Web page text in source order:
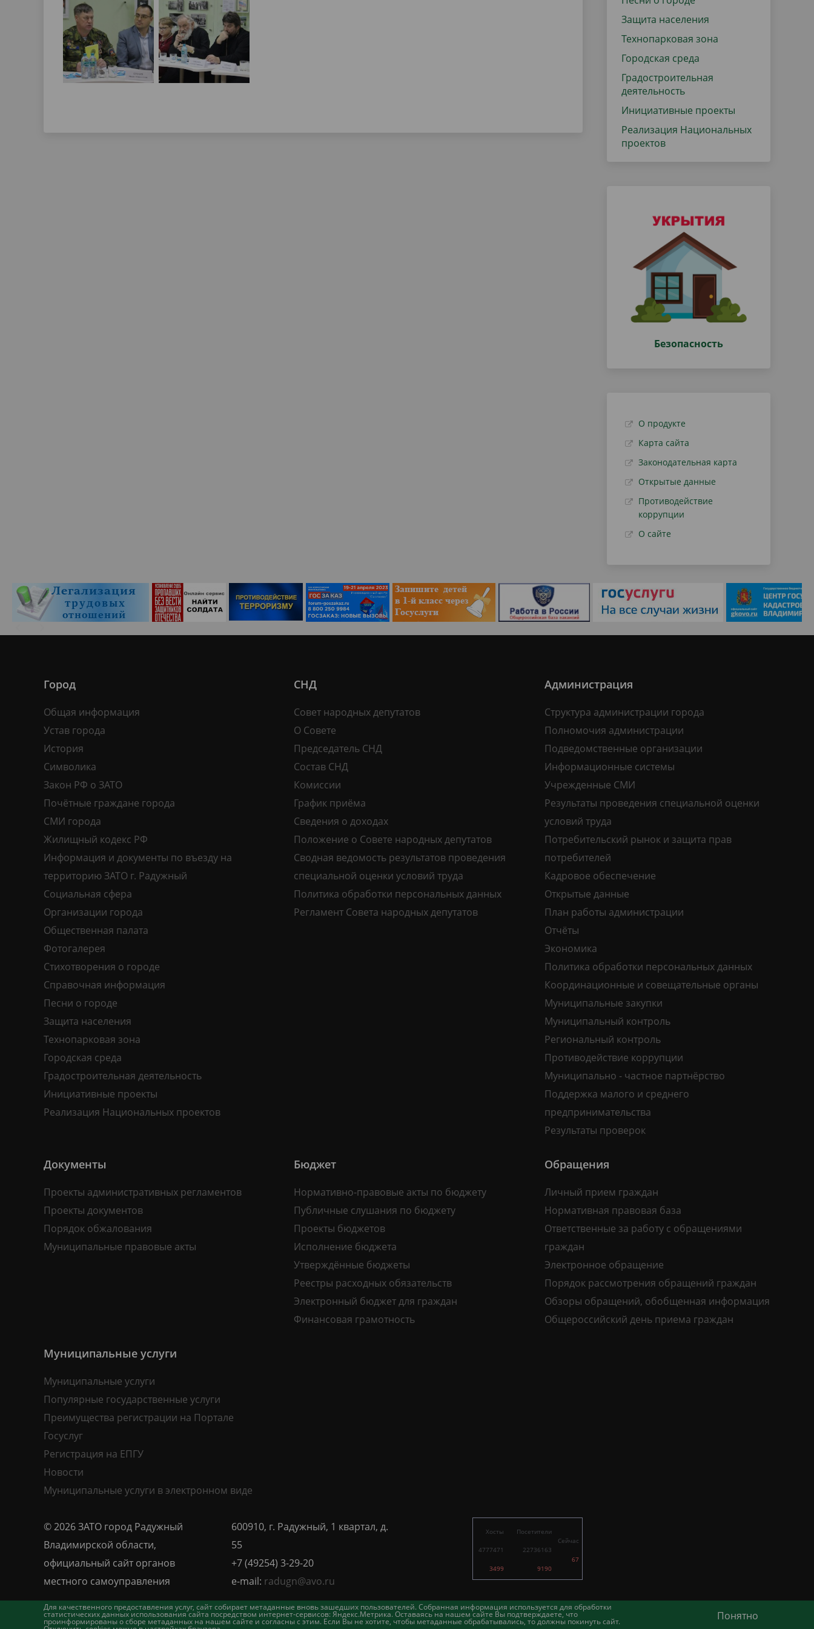
Защита населения
Технопарковая зона
Городская среда
Градостроительная
деятельность
Инициативные проекты
Реализация Национальных
проектов
Безопасность
О продукте
Карта сайта
Законодательная карта
Открытые данные
Противодействие
коррупции
О сайте
Для качественного предоставления услуг, сайт собирает метаданные вновь зашедших пользователей. Собранная информация используется для обработки
статистических данных использования сайта посредством интернет-сервисов: Яндекс.Метрика. Оставаясь на нашем сайте Вы подтверждаете, что
проинформированы о сборе метаданных на нашем сайте и согласны с этим. Если Вы не хотите, чтобы метаданные обрабатывались, то должны покинуть сайт. Понятно
Город
Общая информация
Устав города
История
Символика
Закон РФ о ЗАТО
Почётные граждане города
СМИ города
Жилищный кодекс РФ
Информация и документы по въезду на
территорию ЗАТО г. Радужный
Социальная сфера
Организации города
Общественная палата
Фотогалерея
Стихотворения о городе
Справочная информация
Песни о городе
Защита населения
Технопарковая зона
Городская среда
Градостроительная деятельность
Инициативные проекты
Реализация Национальных проектов
СНД
Совет народных депутатов
О Совете
Председатель СНД
Состав СНД
Комиссии
График приёма
Сведения о доходах
Положение о Совете народных депутатов
Сводная ведомость результатов проведения
специальной оценки условий труда
Политика обработки персональных данных
Регламент Совета народных депутатов
Администрация
Структура администрации города
Полномочия администрации
Подведомственные организации
Информационные системы
Учрежденные СМИ
Результаты проведения специальной оценки
условий труда
Потребительский рынок и защита прав
потребителей
Кадровое обеспечение
Открытые данные
План работы администрации
Отчёты
Экономика
Политика обработки персональных данных
Координационные и совещательные органы
Муниципальные закупки
Муниципальный контроль
Региональный контроль
Противодействие коррупции
Муниципально - частное партнёрство
Поддержка малого и среднего
предпринимательства
Результаты проверок
Документы
Проекты административных регламентов
Проекты документов
Порядок обжалования
Муниципальные правовые акты
Бюджет
Нормативно-правовые акты по бюджету
Публичные слушания по бюджету
Проекты бюджетов
Исполнение бюджета
Утверждённые бюджеты
Реестры расходных обязательств
Электронный бюджет для граждан
Финансовая грамотность
Обращения
Личный прием граждан
Нормативная правовая база
Ответственные за работу с обращениями
граждан
Электронное обращение
Порядок рассмотрения обращений граждан
Обзоры обращений, обобщенная информация
Общероссийский день приема граждан
Муниципальные услуги
Муниципальные услуги
Популярные государственные услуги
Преимущества регистрации на Портале
Госуслуг
Регистрация на ЕПГУ
Новости
Муниципальные услуги в электронном виде
© 2026 ЗАТО город Радужный
Владимирской области,
официальный сайт органов
местного самоуправления
600910, г. Радужный, 1 квартал, д.
55
+7 (49254) 3-29-20
e-mail: radugn@avo.ru
Хосты
4777471
3499
Посетители
22736163
9190
Сейчас
67